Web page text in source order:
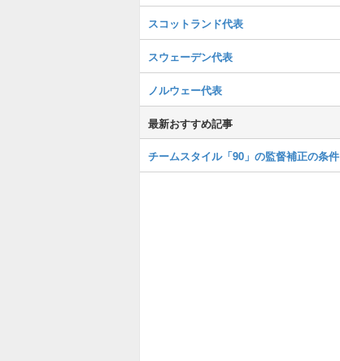
スコットランド代表
スウェーデン代表
ノルウェー代表
最新おすすめ記事
チームスタイル「90」の監督補正の条件